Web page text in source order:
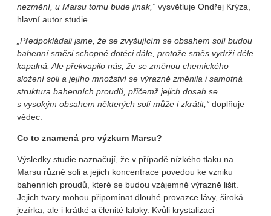
nezmění, u Marsu tomu bude jinak,“ vysvětluje Ondřej Krýza,
hlavní autor studie.
„Předpokládali jsme, že se zvyšujícím se obsahem solí budou
bahenní směsi schopné dotéci dále, protože směs vydrží déle
kapalná. Ale překvapilo nás, že se změnou chemického
složení soli a jejího množství se výrazně změnila i samotná
struktura bahenních proudů, přičemž jejich dosah se
s vysokým obsahem některých solí může i zkrátit,“ doplňuje
vědec.
Co to znamená pro výzkum Marsu?
Výsledky studie naznačují, že v případě nízkého tlaku na
Marsu různé soli a jejich koncentrace povedou ke vzniku
bahenních proudů, které se budou vzájemně výrazně lišit.
Jejich tvary mohou připomínat dlouhé provazce lávy, široká
jezírka, ale i krátké a členité laloky. Kvůli krystalizaci